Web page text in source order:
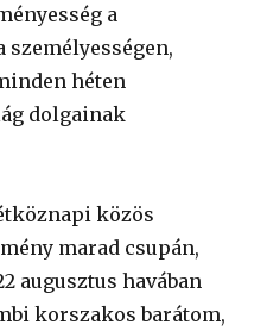
a
személyességen,
héten
dolgainak
közös
marad csupán,
augusztus havában
korszakos barátom,